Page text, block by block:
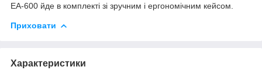
EA-600 йде в комплекті зі зручним і ергономічним кейсом.
Приховати
Характеристики